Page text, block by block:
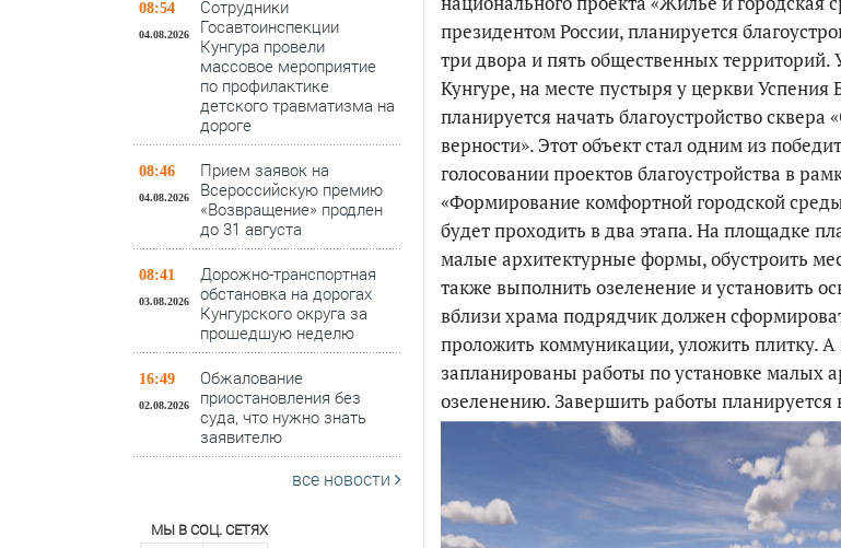
08:54
04.08.2026
Сотрудники
Госавтоинспекции
Кунгура провели
массовое мероприятие
по профилактике
детского травматизма на
дороге
08:46
04.08.2026
Прием заявок на
Всероссийскую премию
«Возвращение» продлен
до 31 августа
08:41
03.08.2026
Дорожно-транспортная
обстановка на дорогах
Кунгурского округа за
прошедшую неделю
16:49
02.08.2026
Обжалование
приостановления без
суда, что нужно знать
заявителю
все новости
МЫ В СОЦ. СЕТЯХ
президентом России, планируется
три двора и пять общественных территорий.
Кунгуре, на месте пустыря у церкви Успения
планируется начать благоустройство
верности». Этот объект стал одним из
голосовании проектов благоустройства в
«Формирование комфортной городской
будет проходить в два этапа. На площадке
малые архитектурные формы, обустроить
также выполнить озеленение и установить
вблизи храма подрядчик должен
проложить коммуникации, уложить плитку.
запланированы работы по установке малых
озеленению. Завершить работы планируется